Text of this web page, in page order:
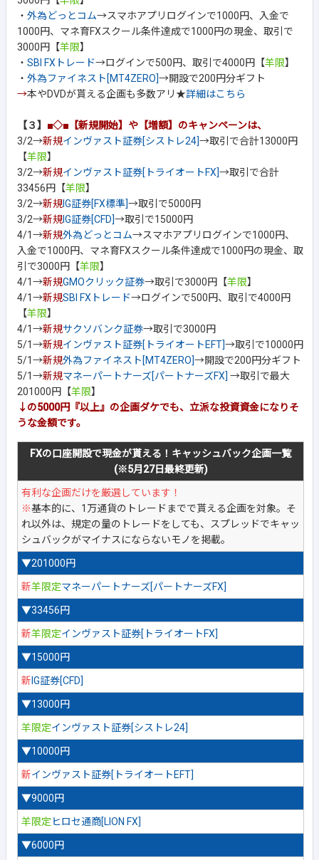
・ 外為どっとコム→スマホアプリログインで1000円、入金で
1000円、マネ育FXスクール条件達成で1000円の現金、取引で
3000円【羊限】
・ SBI FXトレード→ログインで500円、取引で4000円【羊限】
・ 外為ファイネスト[MT4ZERO]→開設で200円分ギフト
→本やDVDが貰える企画も多数アリ★詳細はこちら
【３】 ■◇■【新規開始】や【増額】のキャンペーンは、
3/2→新規インヴァスト証券[シストレ24]→取引で合計13000円
【羊限】
3/2→新規インヴァスト証券[トライオートFX]→取引で合計
33456円【羊限】
3/2→新規IG証券[FX標準]→取引で5000円
3/2→新規IG証券[CFD]→取引で15000円
4/1→新規外為どっとコム→スマホアプリログインで1000円、
入金で1000円、マネ育FXスクール条件達成で1000円の現金、取
引で3000円【羊限】
4/1→新規GMOクリック証券→取引で3000円【羊限】
4/1→新規SBI FXトレード→ログインで500円、取引で4000円
【羊限】
4/1→新規サクソバンク証券→取引で3000円
5/1→新規インヴァスト証券[トライオートEFT]→取引で10000円
5/1→新規外為ファイネスト[MT4ZERO]→開設で200円分ギフト
5/1→新規マネーパートナーズ[パートナーズFX] →取引で最大
201000円【羊限】
↓の5000円『以上』の企画ダケでも、立派な投資資金になりそ
うな金額です。
FXの口座開設で現金が貰える！キャッシュバック企画一覧
(※5月27日最終更新)
有利な企画だけを厳選しています！
※基本的に、1万通貨のトレードまでで貰える企画を対象。そ
れ以外は、規定の量のトレードをしても、スプレッドでキャッ
シュバックがマイナスにならないモノを掲載。
▼201000円
新羊限定マネーパートナーズ[パートナーズFX]
▼33456円
新羊限定インヴァスト証券[トライオートFX]
▼15000円
新 IG証券[CFD]
▼13000円
羊限定インヴァスト証券[シストレ24]
▼10000円
新インヴァスト証券[トライオートEFT]
▼9000円
羊限定 ヒロセ通商[LION FX]
▼6000円